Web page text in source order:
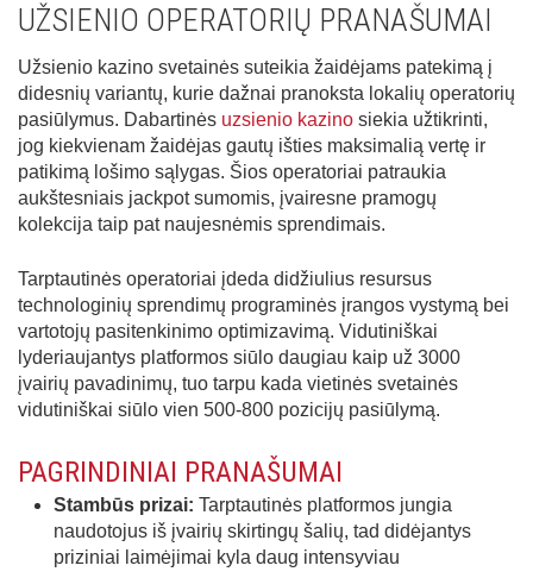
UŽSIENIO OPERATORIŲ PRANAŠUMAI
Užsienio kazino svetainės suteikia žaidėjams patekimą į
didesnių variantų, kurie dažnai pranoksta lokalių operatorių
pasiūlymus. Dabartinės uzsienio kazino siekia užtikrinti,
jog kiekvienam žaidėjas gautų išties maksimalią vertę ir
patikimą lošimo sąlygas. Šios operatoriai patraukia
aukštesniais jackpot sumomis, įvairesne pramogų
kolekcija taip pat naujesnėmis sprendimais.
Tarptautinės operatoriai įdeda didžiulius resursus
technologinių sprendimų programinės įrangos vystymą bei
vartotojų pasitenkinimo optimizavimą. Vidutiniškai
lyderiaujantys platformos siūlo daugiau kaip už 3000
įvairių pavadinimų, tuo tarpu kada vietinės svetainės
vidutiniškai siūlo vien 500-800 pozicijų pasiūlymą.
PAGRINDINIAI PRANAŠUMAI
Stambūs prizai: Tarptautinės platformos jungia
naudotojus iš įvairių skirtingų šalių, tad didėjantys
priziniai laimėjimai kyla daug intensyviau